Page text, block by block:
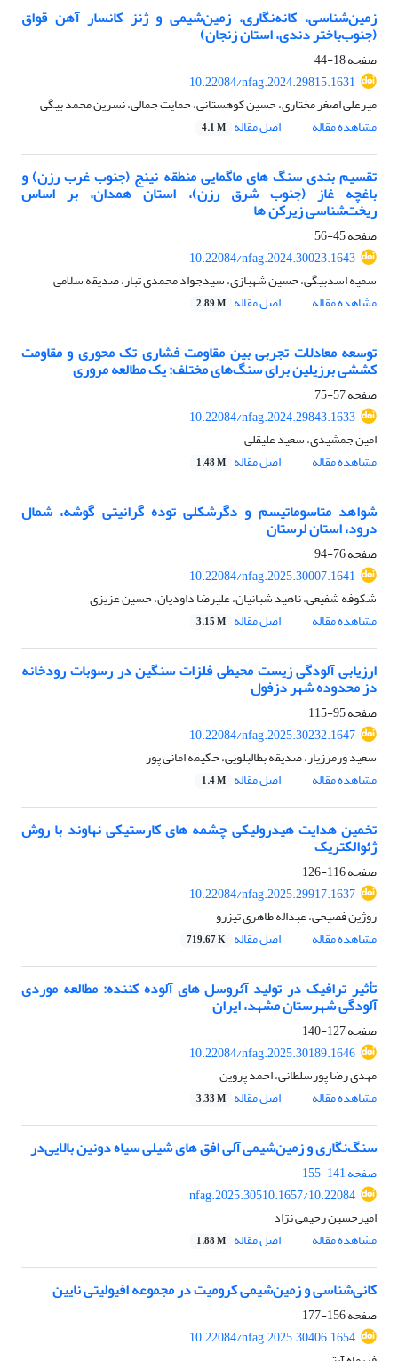
زمین‌شناسی، کانه‌نگاری، زمین‌شیمی و ژنز کانسار آهن قواق
(جنوب‌باختر دندی، استان زنجان)
صفحه18-44
10.22084/nfag.2024.29815.1631
میرعلی اصغر مختاری، حسین کوهستانی، حمایت جمالی، نسرین محمد بیگی
مشاهده مقاله
اصل مقاله 4.1 M
تقسیم ­بندیسنگ ­های ماگمایی منطقه نینج (جنوب ­غرب رزن) و
باغچه ­غاز (جنوب شرق رزن)، استان همدان، بر اساس
ریخت‌شناسی زیرکن­ ها
صفحه45-56
10.22084/nfag.2024.30023.1643
سمیه اسدبیگی، حسین شهبازی، سیدجواد محمدی تبار، صدیقه سلامی
مشاهده مقاله
اصل مقاله 2.89 M
توسعه معادلات تجربی بین مقاومت فشاری تک­ محوری و مقاومت
کششی برزیلین برای سنگ‌های مختلف: یک مطالعه مروری
صفحه57-75
10.22084/nfag.2024.29843.1633
امین جمشیدی، سعید علیقلی
مشاهده مقاله
اصل مقاله 1.48 M
شواهد متاسوماتیسم و دگرشکلی توده گرانیتی گوشه، شمال
درود، استان لرستان
صفحه76-94
10.22084/nfag.2025.30007.1641
شکوفه شفیعی، ناهید شبانیان، علیرضا داودیان، حسین عزیزی
مشاهده مقاله
اصل مقاله 3.15 M
ارزیابی آلودگی زیست­ محیطی فلزات سنگیندر رسوبات رودخانه
دز محدوده شهر دزفول
صفحه95-115
10.22084/nfag.2025.30232.1647
سعید ورمرزیار، صدیقه بطالبلویی، حکیمه امانی پور
مشاهده مقاله
اصل مقاله 1.4 M
تخمین هدایت هیدرولیکی چشمه ­های کارستیکی نهاوند با روش
ژئوالکتریک
صفحه116-126
10.22084/nfag.2025.29917.1637
روژین فصیحی، عبداله طاهری تیزرو
مشاهده مقاله
اصل مقاله 719.67 K
تأثیر ترافیک در تولید آئروسل ­های آلوده کننده: مطالعه موردی
آلودگی شهرستان مشهد، ایران
صفحه127-140
10.22084/nfag.2025.30189.1646
مهدی رضا پورسلطانی، احمد پروین
مشاهده مقاله
اصل مقاله 3.33 M
سنگ‌نگاری وزمین‌شیمی ­آلیافق­ هایشیلیسیاهدونینبالاییدر
صفحه141-155
10.22084/nfag.2025.30510.1657
امیرحسین رحیمی نژاد
مشاهده مقاله
اصل مقاله 1.88 M
کانی‌شناسی و زمین‌شیمی کرومیت در مجموعه افیولیتی نایین
صفحه156-177
10.22084/nfag.2025.30406.1654